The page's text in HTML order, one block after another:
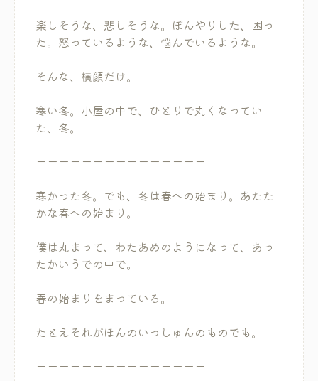
楽しそうな、悲しそうな。ぼんやりした、困っ
た。怒っているような、悩んでいるような。
そんな、横顔だけ。
寒い冬。小屋の中で、ひとりで丸くなってい
た、冬。
ーーーーーーーーーーーーーーー
寒かった冬。でも、冬は春への始まり。あたた
かな春への始まり。
僕は丸まって、わたあめのようになって、あっ
たかいうでの中で。
春の始まりをまっている。
たとえそれがほんのいっしゅんのものでも。
ーーーーーーーーーーーーーーー